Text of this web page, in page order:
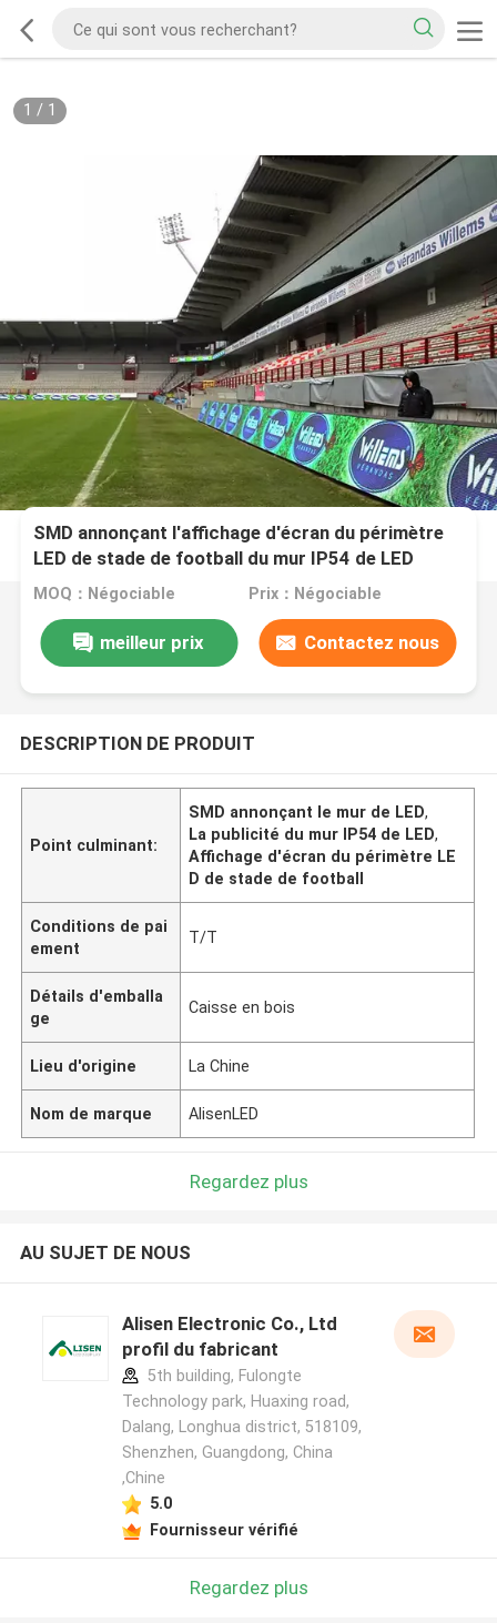
1 / 1
SMD annonçant l'affichage d'écran du périmètre
LED de stade de football du mur IP54 de LED
MOQ：Négociable Prix：Négociable
meilleur prix Contactez nous
DESCRIPTION DE PRODUIT
Point culminant:
SMD annonçant le mur de LED,
La publicité du mur IP54 de LED,
Affichage d'écran du périmètre LE
D de stade de football
Conditions de pai
ement
T/T
Détails d'emballa
ge
Caisse en bois
Lieu d'origine La Chine
Nom de marque AlisenLED
Regardez plus
AU SUJET DE NOUS
Alisen Electronic Co., Ltd
profil du fabricant
5th building, Fulongte
Technology park, Huaxing road,
Dalang, Longhua district, 518109,
Shenzhen, Guangdong, China
,Chine
5.0
Fournisseur vérifié
Regardez plus